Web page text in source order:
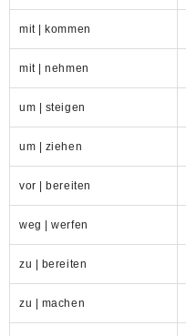
mit | kommen
mit | nehmen
um | steigen
um | ziehen
vor | bereiten
weg | werfen
zu | bereiten
zu | machen